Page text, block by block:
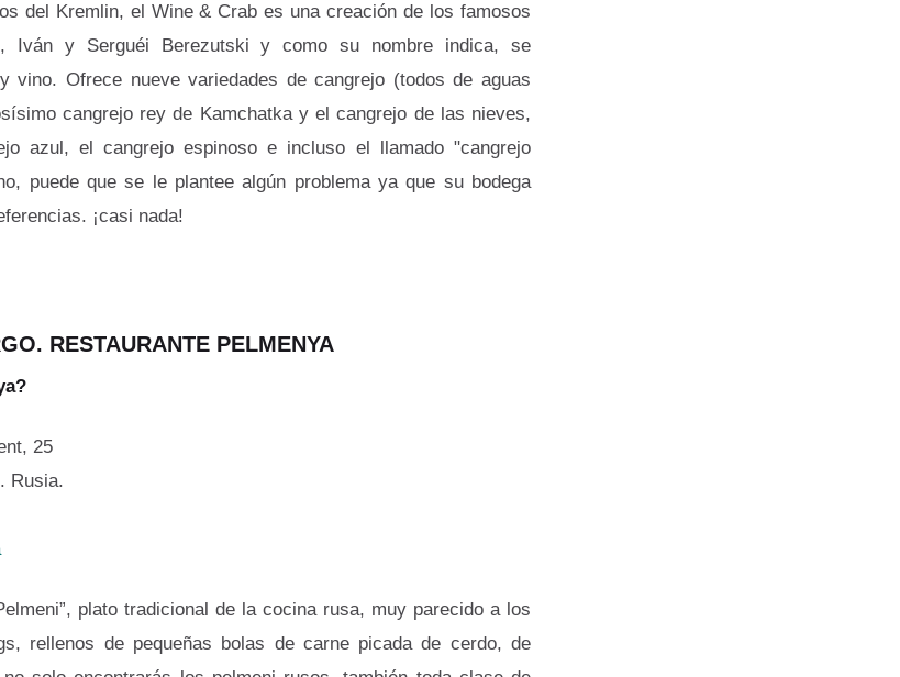
del Kremlin, el Wine & Crab es una creación de los famosos
Iván y Serguéi Berezutski y como su nombre indica, se
vino. Ofrece nueve variedades de cangrejo (todos de aguas
cangrejo rey de Kamchatka y el cangrejo de las nieves,
azul, el cangrejo espinoso e incluso el llamado "cangrejo
puede que se le plantee algún problema ya que su bodega
¡casi nada!
RESTAURANTE PELMENYA
25
Rusia.
plato tradicional de la cocina rusa, muy parecido a los
rellenos de pequeñas bolas de carne picada de cerdo, de